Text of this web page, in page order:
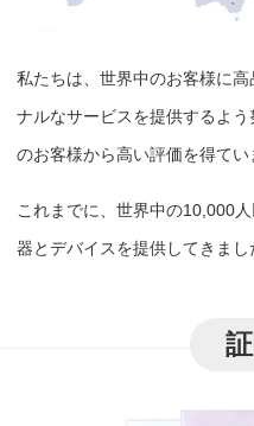
私たちは、世界中のお客様に
ナルなサービスを提供するよ
のお客様から高い評価を得てい
これまでに、世界中の10,000
器とデバイスを提供してきまし